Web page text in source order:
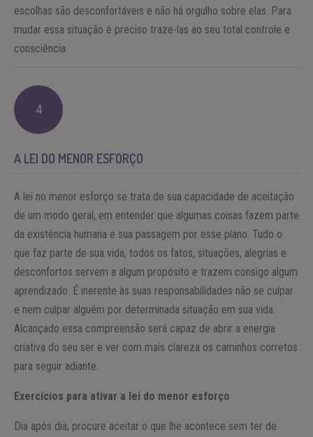
escolhas são desconfortáveis e não há orgulho sobre elas. Para
mudar essa situação é preciso traze-las ao seu total controle e
consciência.
4
A LEI DO MENOR ESFORÇO
A lei no menor esforço se trata de sua capacidade de aceitação
de um modo geral, em entender que algumas coisas fazem parte
da existência humana e sua passagem por esse plano. Tudo o
que faz parte de sua vida, todos os fatos, situações, alegrias e
desconfortos servem a algum propósito e trazem consigo algum
aprendizado. É inerente às suas responsabilidades não se culpar
e nem culpar alguém por determinada situação em sua vida.
Alcançado essa compreensão será capaz de abrir a energia
criativa do seu ser e ver com mais clareza os caminhos corretos
para seguir adiante.
Exercícios para ativar a lei do menor esforço
Dia após dia, procure aceitar o que lhe acontece sem ter de